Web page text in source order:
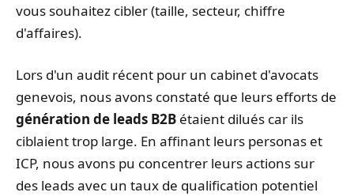
vous souhaitez cibler (taille, secteur, chiffre
d'affaires).
Lors d'un audit récent pour un cabinet d'avocats
genevois, nous avons constaté que leurs efforts de
génération de leads B2B étaient dilués car ils
ciblaient trop large. En affinant leurs personas et
ICP, nous avons pu concentrer leurs actions sur
des leads avec un taux de qualification potentiel